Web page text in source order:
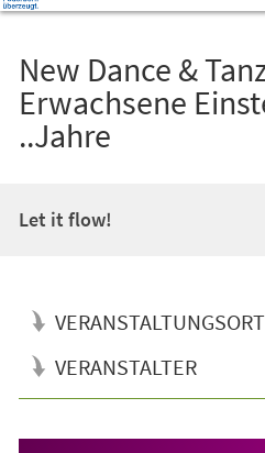
New Dance &
Erwachsene
..Jahre
Let it flow!
VERANSTALTUNGSORT
VERANSTALTER